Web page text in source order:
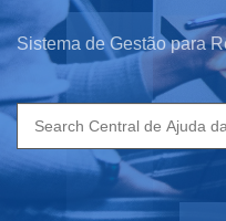
Sistema de Gestão para
Search
for: